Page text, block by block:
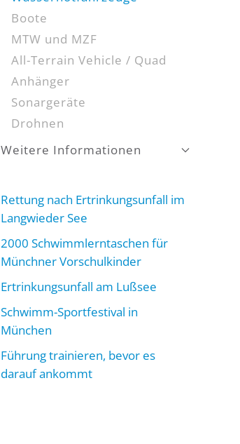
Boote
MTW und MZF
All-Terrain Vehicle / Quad
Anhänger
Sonargeräte
Drohnen
Weitere Informationen
Rettung nach Ertrinkungsunfall im
Langwieder See
2000 Schwimmlerntaschen für
Münchner Vorschulkinder
Ertrinkungsunfall am Lußsee
Schwimm-Sportfestival in
München
Führung trainieren, bevor es
darauf ankommt